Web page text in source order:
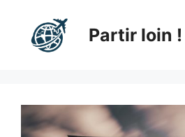
contenu
Partir loin !